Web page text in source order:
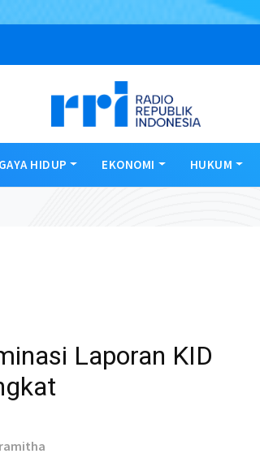
GAYA HIDUP EKONOMI HUKUM
Laporan KID